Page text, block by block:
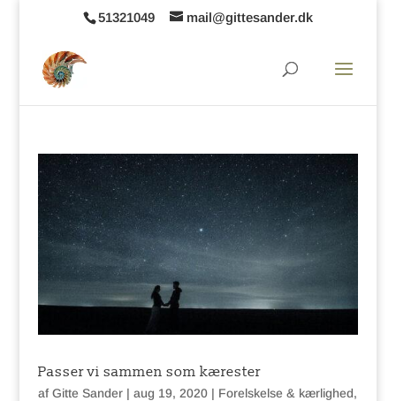
51321049 mail@gittesander.dk
Passer vi sammen som kærester
afGitte Sander| aug 19, 2020| Forelskelse & kærlighed,